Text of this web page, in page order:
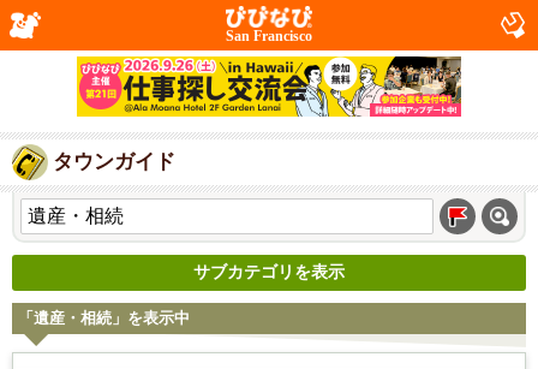
San Francisco
タウンガイド
サブカテゴリを表示
「遺産・相続」を表示中